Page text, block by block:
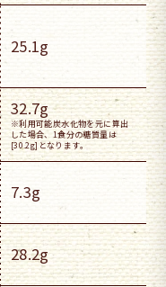
25.1g
32.7g
※利用可能炭水化物を元に算出
した場合、1食分の糖質量は
[30.2g]となります。
7.3g
28.2g